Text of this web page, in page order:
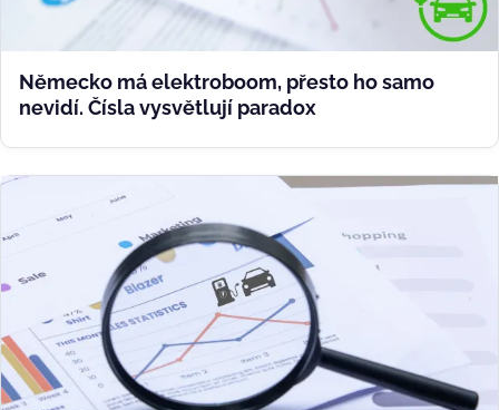
Německo má elektroboom, přesto ho samo
nevidí. Čísla vysvětlují paradox